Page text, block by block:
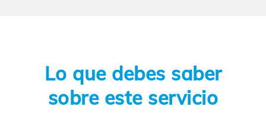
Lo que debes saber
sobre este servicio